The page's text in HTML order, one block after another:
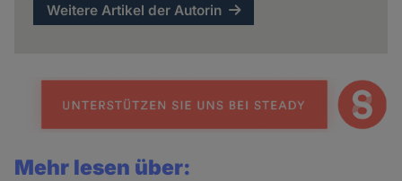
Weitere Artikel der Autorin
Mehr lesen über: